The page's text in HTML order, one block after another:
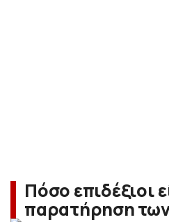
Πόσο επιδέξιοι
παρατήρηση